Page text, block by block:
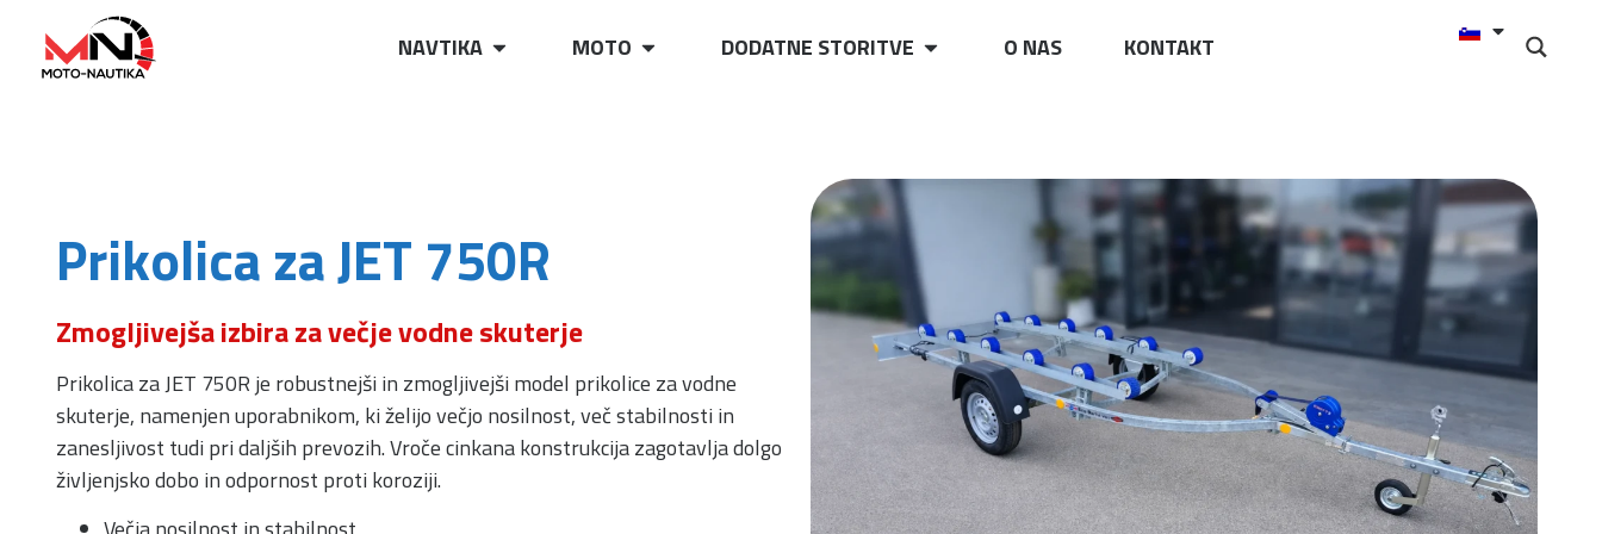
NAVTIKA MOTO DODATNE STORITVE O NAS KONTAKT
Prikolica za JET 750R
Zmogljivejša izbira za večje vodne skuterje
Prikolica za JET 750R je robustnejši in zmogljivejši model prikolice za vodne
skuterje, namenjen uporabnikom, ki želijo večjo nosilnost, več stabilnosti in
zanesljivost tudi pri daljših prevozih. Vroče cinkana konstrukcija zagotavlja dolgo
življenjsko dobo in odpornost proti koroziji.